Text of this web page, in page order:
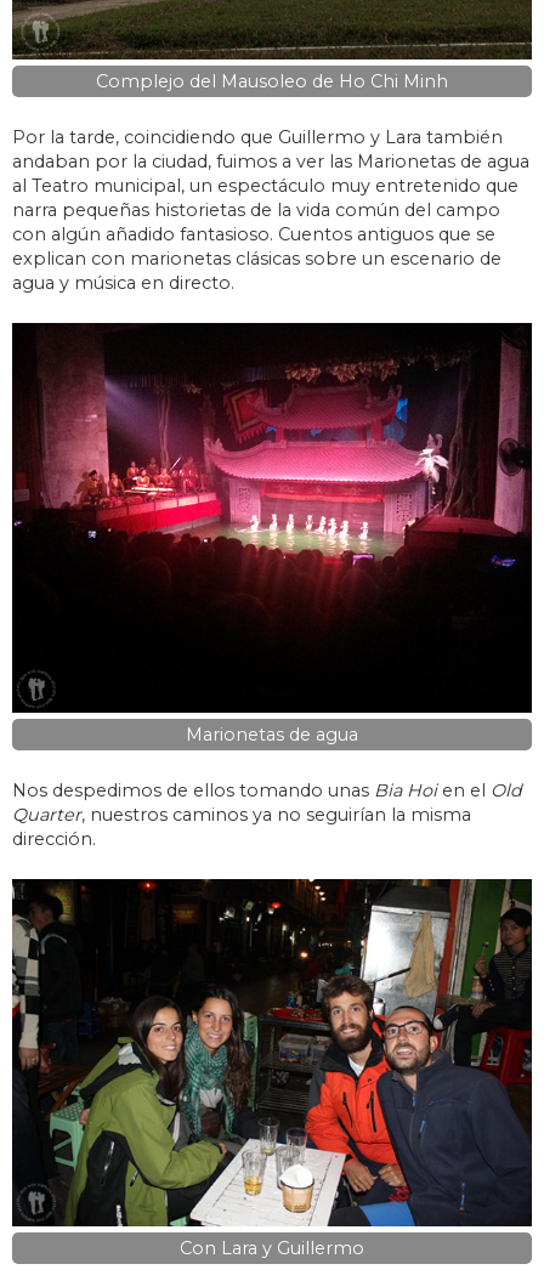
Complejo del Mausoleo de Ho Chi Minh
Por la tarde, coincidiendo que Guillermo y Lara también
andaban por la ciudad, fuimos a ver las Marionetas de agua
al Teatro municipal, un espectáculo muy entretenido que
narra pequeñas historietas de la vida común del campo
con algún añadido fantasioso. Cuentos antiguos que se
explican con marionetas clásicas sobre un escenario de
agua y música en directo.
Marionetas de agua
Nos despedimos de ellos tomando unas Bia Hoien el Old
Quarter, nuestros caminos ya no seguirían la misma
dirección.
Con Lara y Guillermo